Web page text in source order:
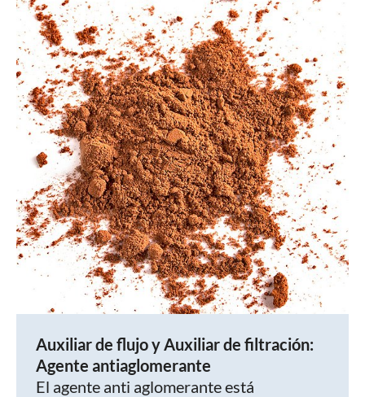
Auxiliar de flujo y Auxiliar de filtración:
Agente antiaglomerante
El agente anti aglomerante está